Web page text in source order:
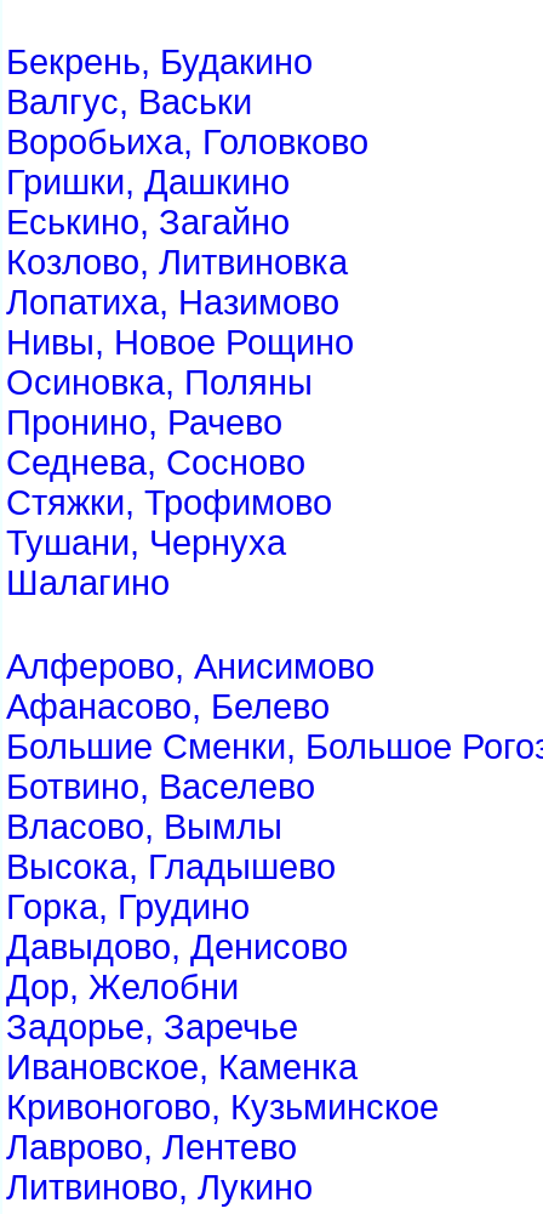
Бекрень, Будакино
Валгус, Васьки
Воробьиха, Головково
Гришки, Дашкино
Еськино, Загайно
Козлово, Литвиновка
Лопатиха, Назимово
Нивы, Новое Рощино
Осиновка, Поляны
Пронино, Рачево
Седнева, Сосново
Стяжки, Трофимово
Тушани, Чернуха
Шалагино
Алферово, Анисимово
Афанасово, Белево
Большие Сменки, Большое
Ботвино, Васелево
Власово, Вымлы
Высока, Гладышево
Горка, Грудино
Давыдово, Денисово
Дор, Желобни
Задорье, Заречье
Ивановское, Каменка
Кривоногово, Кузьминское
Лаврово, Лентево
Литвиново, Лукино